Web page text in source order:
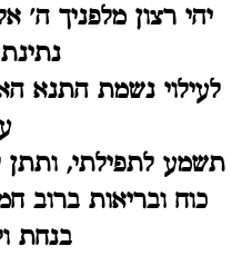
יהי רצון מלפניך ה'
לעילוי נשמת התנא
תשמע לתפילתי, ותתן
כוח ובריאות ברוב
בנחת